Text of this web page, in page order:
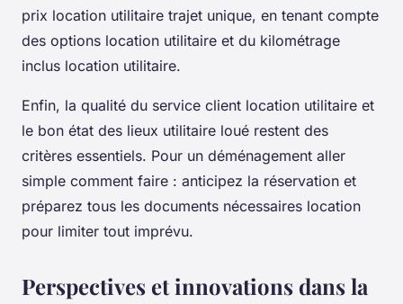
prix location utilitaire trajet unique, en tenant compte
des options location utilitaire et du kilométrage
inclus location utilitaire.
Enfin, la qualité du service client location utilitaire et
le bon état des lieux utilitaire loué restent des
critères essentiels. Pour un déménagement aller
simple comment faire : anticipez la réservation et
préparez tous les documents nécessaires location
pour limiter tout imprévu.
Perspectives et innovations dans la